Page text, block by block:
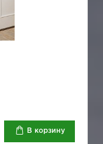
В корзину